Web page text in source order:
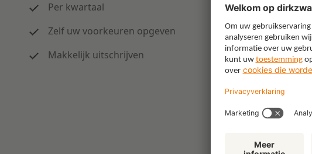
Per kwartaal
Zelf uw voorkeuren opgeven
Makkelijk uitschrijven